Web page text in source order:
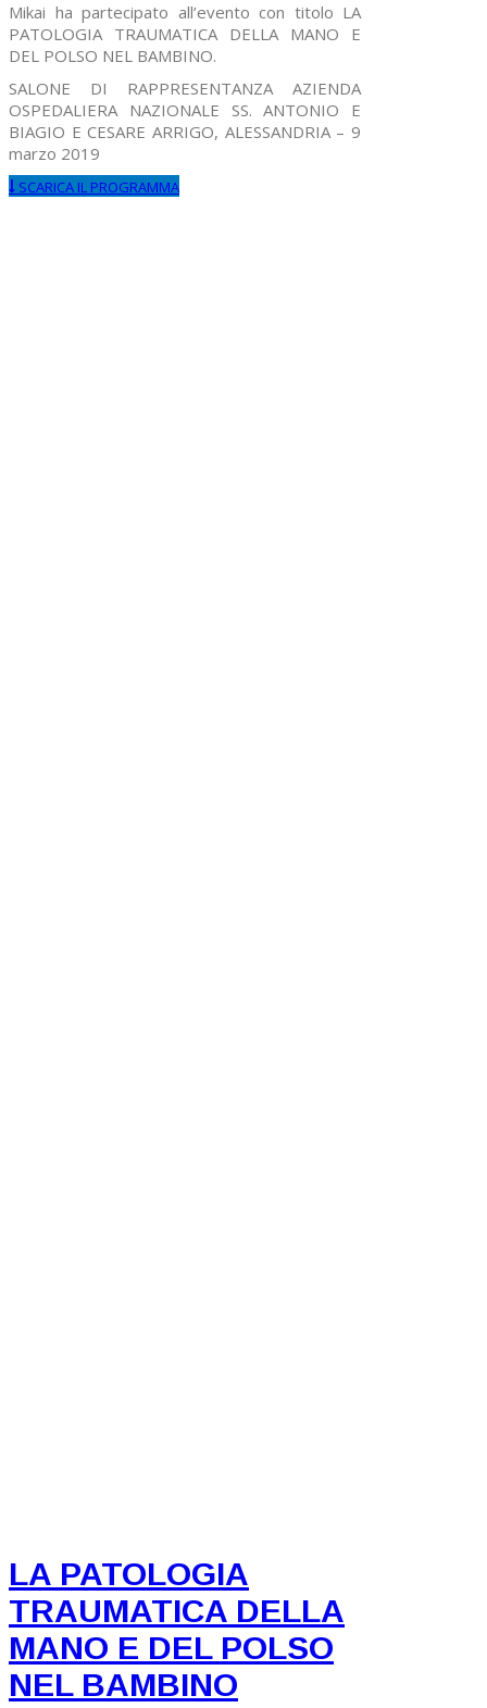
Mikai ha partecipato all’evento con titolo LA
PATOLOGIA TRAUMATICA DELLA MANO E
DEL POLSO NEL BAMBINO.
SALONE DI RAPPRESENTANZA AZIENDA
OSPEDALIERA NAZIONALE SS. ANTONIO E
BIAGIO E CESARE ARRIGO, ALESSANDRIA – 9
marzo 2019
SCARICA IL PROGRAMMA
LA PATOLOGIA
TRAUMATICA DELLA
MANO E DEL POLSO
NEL BAMBINO